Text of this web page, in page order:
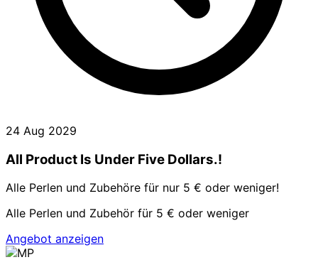
24 Aug 2029
All Product Is Under Five Dollars.!
Alle Perlen und Zubehöre für nur 5 € oder weniger!
Alle Perlen und Zubehör für 5 € oder weniger
Angebot anzeigen